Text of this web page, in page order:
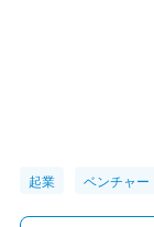
起業 ベンチャー